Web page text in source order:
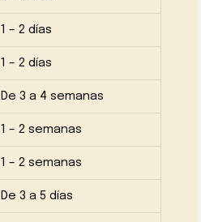
1 – 2 días
1 – 2 días
De 3 a 4 semanas
1 – 2 semanas
1 – 2 semanas
De 3 a 5 días